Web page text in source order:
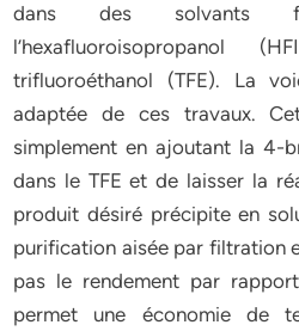
dans des solvants
l’hexafluoroisopropanol
trifluoroéthanol (TFE). La
adaptée de ces travaux.
simplement en ajoutant la 4-
dans le TFE et de laisser la
produit désiré précipite en
purification aisée par filtration
pas le rendement par
permet une économie de